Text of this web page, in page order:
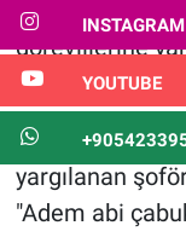
Timur
görevlilerine
paylaşımında
"Timur
yargılanan
"Adem abi
INSTAGRAM
YOUTUBE
Popüler
Programlar
Sağlık